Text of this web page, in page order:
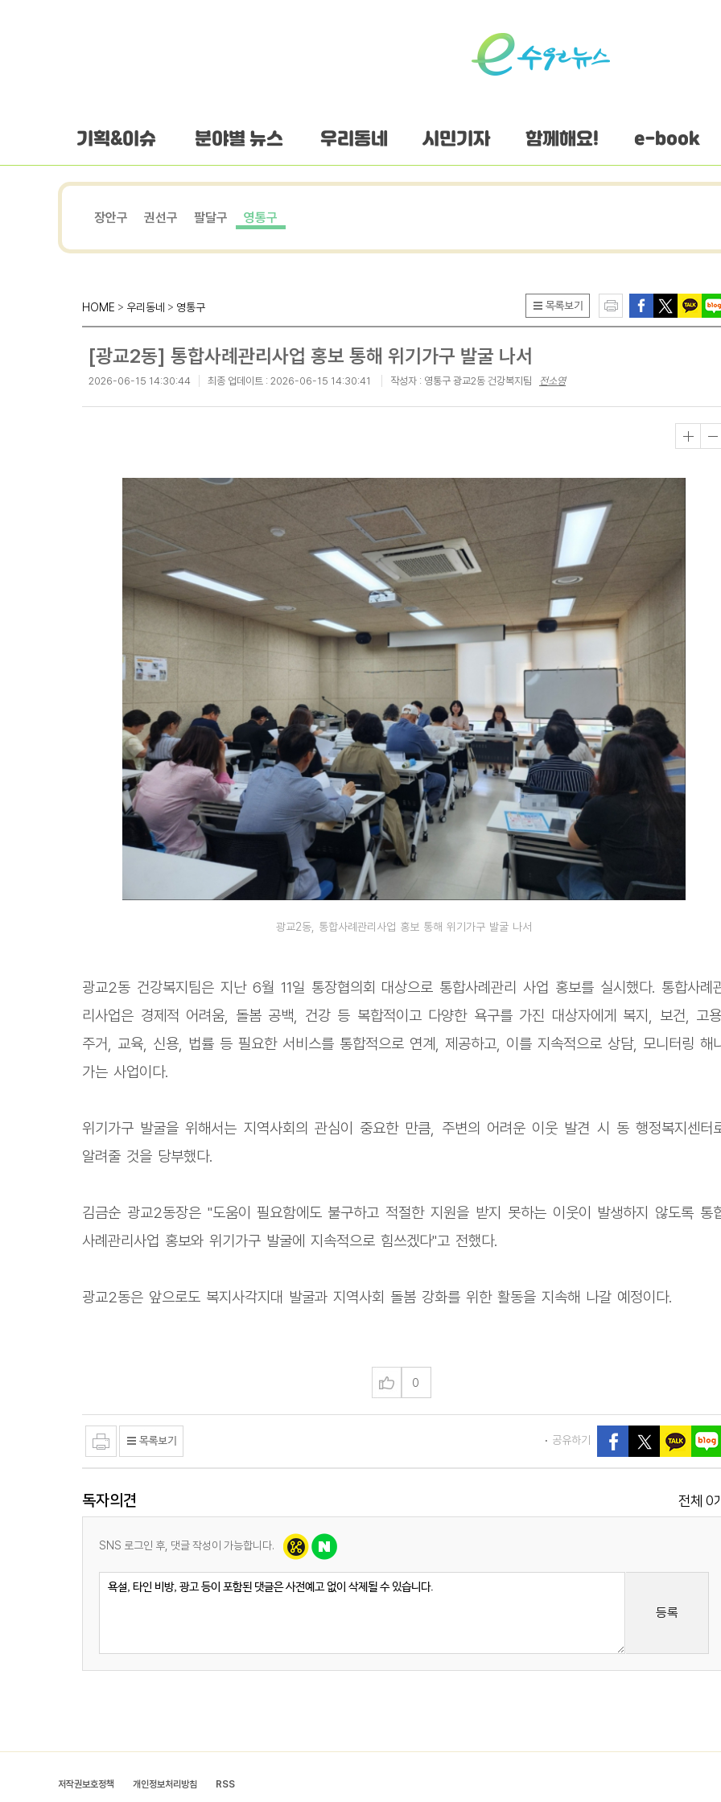
기획&이슈 분야별 뉴스 우리동네 시민기자 함께해요! e-book
장안구 권선구 팔달구 영통구
HOME > 우리동네 > 영통구
[광교2동] 통합사례관리사업 홍보 통해 위기가구 발굴 나서
2026-06-15 14:30:44 최종 업데이트 : 2026-06-15 14:30:41 작성자 : 영통구 광교2동 건강복지팀 전소영
광교2동, 통합사례관리사업 홍보 통해 위기가구 발굴 나서
광교2동 건강복지팀은 지난 6월 11일 통장협의회 대상으로 통합사례관리 사업 홍보를 실시했다. 통합사례
리사업은 경제적 어려움, 돌봄 공백, 건강 등 복합적이고 다양한 욕구를 가진 대상자에게 복지, 보건, 고
주거, 교육, 신용, 법률 등 필요한 서비스를 통합적으로 연계, 제공하고, 이를 지속적으로 상담, 모니터링 해
가는 사업이다.
위기가구 발굴을 위해서는 지역사회의 관심이 중요한 만큼, 주변의 어려운 이웃 발견 시 동 행정복지센터
알려줄 것을 당부했다.
김금순 광교2동장은 "도움이 필요함에도 불구하고 적절한 지원을 받지 못하는 이웃이 발생하지 않도록 통
사례관리사업 홍보와 위기가구 발굴에 지속적으로 힘쓰겠다"고 전했다.
광교2동은 앞으로도 복지사각지대 발굴과 지역사회 돌봄 강화를 위한 활동을 지속해 나갈 예정이다.
0
공유하기
독자의견 전체 0
SNS 로그인 후, 댓글 작성이 가능합니다.
등록
저작권보호정책 개인정보처리방침 RSS